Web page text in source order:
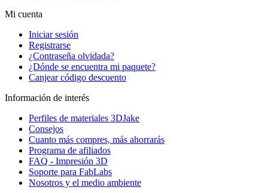
Mi cuenta
Iniciar sesión
Registrarse
¿Contraseña olvidada?
¿Dónde se encuentra mi paquete?
Canjear código descuento
Información de interés
Perfiles de materiales 3DJake
Consejos
Cuanto más compres, más ahorrarás
Programa de afiliados
FAQ - Impresión 3D
Soporte para FabLabs
Nosotros y el medio ambiente